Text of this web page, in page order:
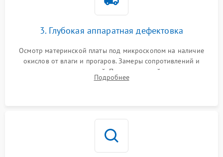
3. Глубокая аппаратная дефектовка
Осмотр материнской платы под микроскопом на наличие
окислов от влаги и прогаров. Замеры сопротивлений и
дежурных напряжений. Проверка цепей питания,
мультиконтроллера, процессора и видеочипа.
Подробнее